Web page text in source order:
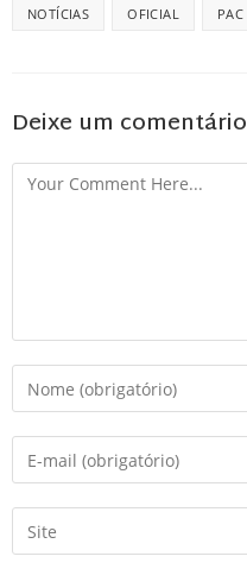
NOTÍCIAS OFICIAL PAC
Deixe um comentário